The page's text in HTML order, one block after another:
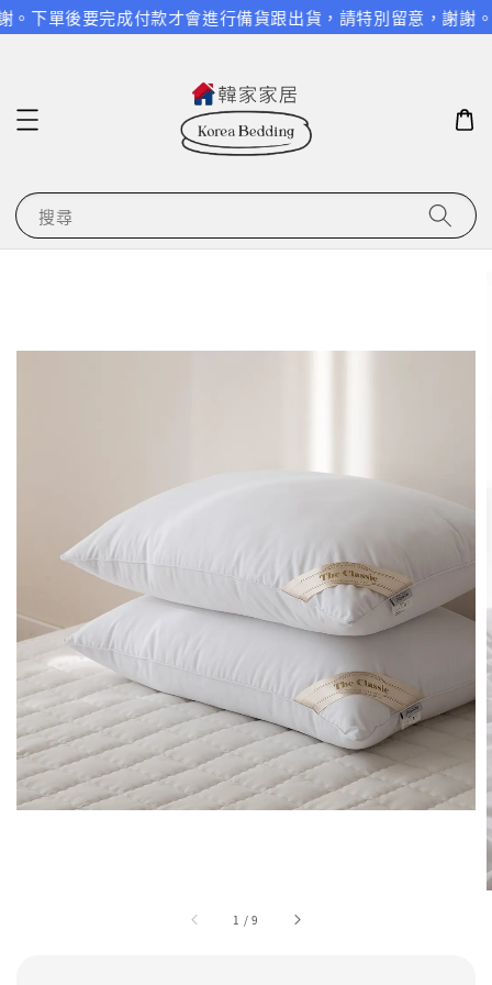
下單後要完成付款才會進行備貨跟出貨，請特別留意，謝謝。
搜尋
1 /9